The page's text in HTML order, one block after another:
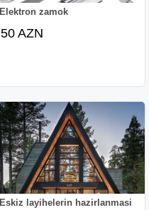
Elektron zamok
50 AZN
Eskiz layihelerin hazirlanmasi